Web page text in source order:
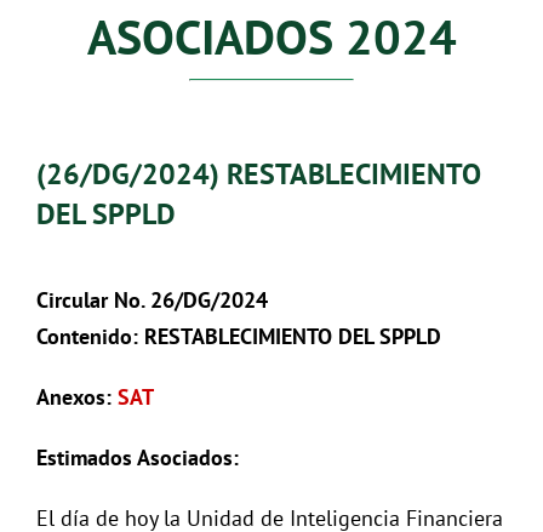
ASOCIADOS 2024
(26/DG/2024) RESTABLECIMIENTO
DEL SPPLD
Circular No. 26/DG/2024
Contenido: RESTABLECIMIENTO DEL SPPLD
Anexos: SAT
Estimados Asociados:
El día de hoy la Unidad de Inteligencia Financiera